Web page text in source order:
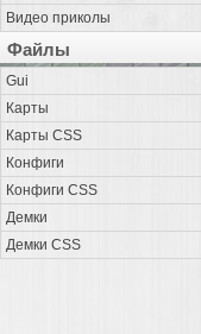
Видео приколы
Файлы
Gui
Карты
Карты CSS
Конфиги
Конфиги CSS
Демки
Демки CSS